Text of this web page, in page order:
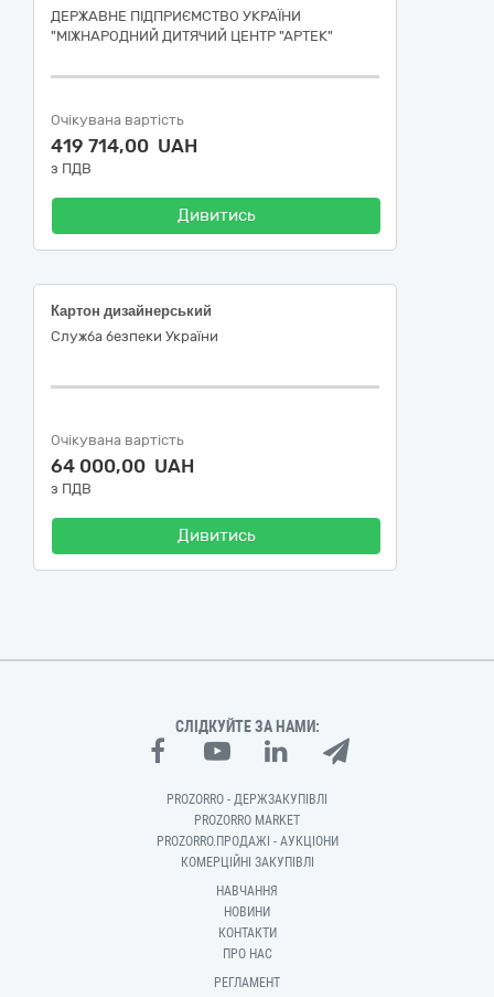
ДЕРЖАВНЕ ПІДПРИЄМСТВО УКРАЇНИ
"МІЖНАРОДНИЙ ДИТЯЧИЙ ЦЕНТР "АРТЕК"
Очікувана вартість
419 714,00 UAH
з ПДВ
Дивитись
Картон дизайнерський
Служба безпеки України
Очікувана вартість
64 000,00 UAH
з ПДВ
Дивитись
СЛІДКУЙТЕ ЗА НАМИ:
PROZORRO - ДЕРЖЗАКУПІВЛІ
PROZORRO MARKET
PROZORRO.ПРОДАЖІ - АУКЦІОНИ
КОМЕРЦІЙНІ ЗАКУПІВЛІ
НАВЧАННЯ
НОВИНИ
КОНТАКТИ
ПРО НАС
РЕГЛАМЕНТ